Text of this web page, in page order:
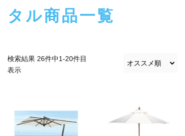
タル商品一覧
検索結果 26件中1-20件目
表示